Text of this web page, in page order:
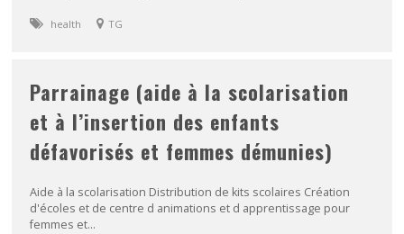
health TG
Parrainage (aide à la scolarisation
et à l’insertion des enfants
défavorisés et femmes démunies)
Aide à la scolarisation Distribution de kits scolaires Création
d'écoles et de centre d animations et d apprentissage pour
femmes et...